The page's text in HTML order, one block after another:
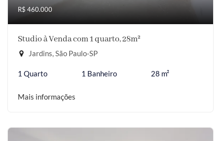
R$ 460.000
Studio à Venda com 1 quarto, 28m²
Jardins, São Paulo-SP
1 Quarto 1 Banheiro 28 m²
Mais informações